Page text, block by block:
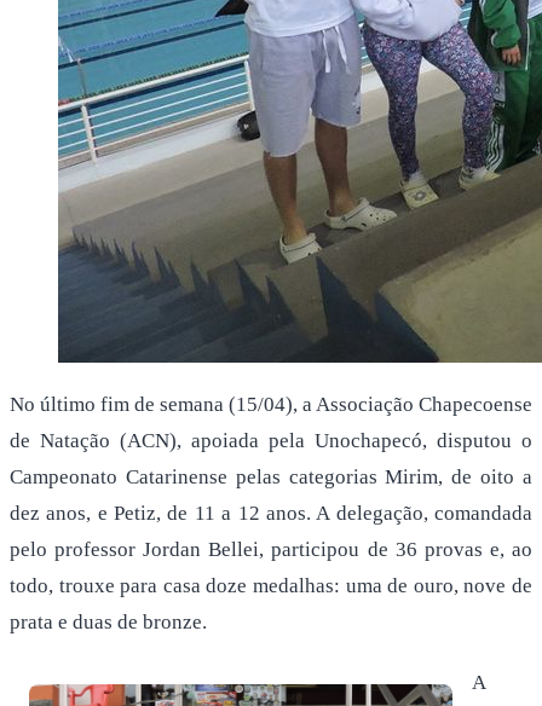
No último fim de semana (15/04), a Associação Chapecoense
de Natação (ACN), apoiada pela Unochapecó, disputou o
Campeonato Catarinense pelas categorias Mirim, de oito a
dez anos, e Petiz, de 11 a 12 anos. A delegação, comandada
pelo professor Jordan Bellei, participou de 36 provas e, ao
todo, trouxe para casa doze medalhas: uma de ouro, nove de
prata e duas de bronze.
A